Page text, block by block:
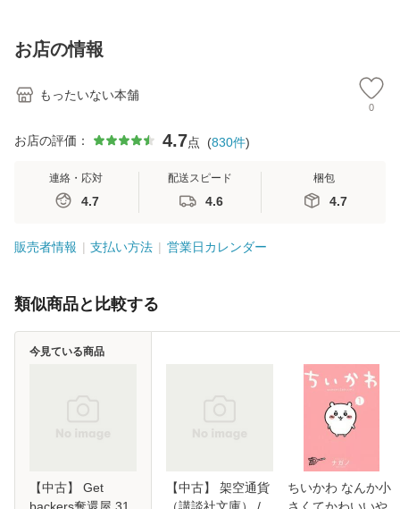
恵 藤本幸三 / 南江
堂 [単行
お店の情報
もったいない本舗
0
お店の評価： 4.7点 (830件)
連絡・応対
4.7
配送スピード
4.6
梱包
4.7
販売者情報 支払い方法 営業日カレンダー
類似商品と比較する
【中古】 Get
今見ている商品
【中古】 架空通貨
ちいかわ なんか小